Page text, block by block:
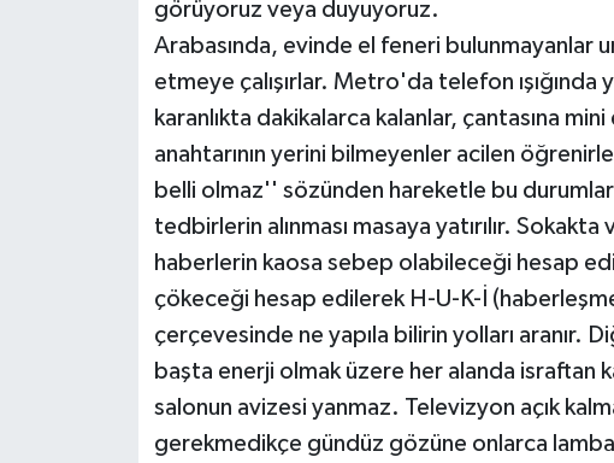
görüyoruz veya duyuyoruz.
Arabasında, evinde el feneri bulunmayanlar
etmeye çalışırlar. Metro'da telefon ışığında
karanlıkta dakikalarca kalanlar, çantasına mini
anahtarının yerini bilmeyenler acilen
belli olmaz'' sözünden hareketle bu
tedbirlerin alınması masaya yatırılır. Sokakta
haberlerin kaosa sebep olabileceği hesap
çökeceği hesap edilerek H-U-K-İ
çerçevesinde ne yapıla bilirin yolları aranır.
başta enerji olmak üzere her alanda israftan
salonun avizesi yanmaz. Televizyon açık
gerekmedikçe gündüz gözüne onlarca